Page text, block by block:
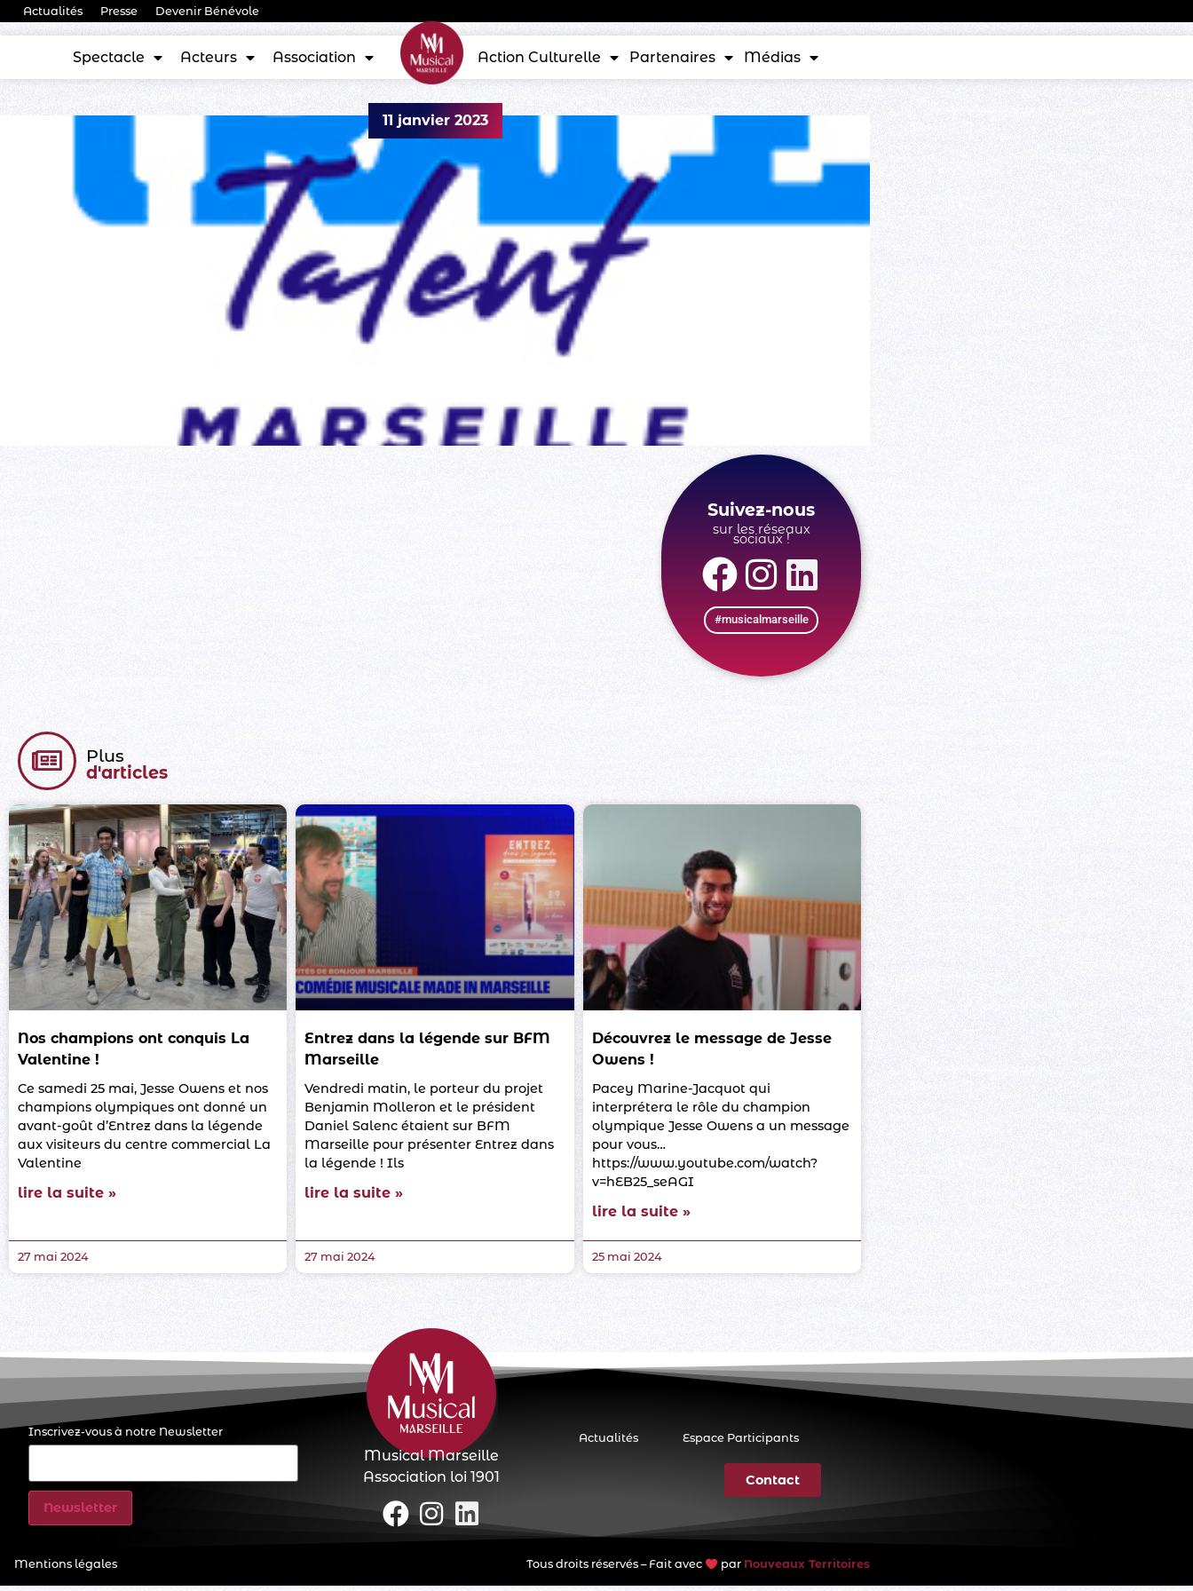
Actualités Presse Devenir Bénévole
Spectacle Acteurs Association Action Culturelle Partenaires Médias
11 janvier 2023
Suivez-nous
sur les réseaux
sociaux !
#musicalmarseille
Plus
d'articles
Nos champions ont conquis La
Valentine !
Ce samedi 25 mai, Jesse Owens et nos
champions olympiques ont donné un
avant-goût d’Entrez dans la légende
aux visiteurs du centre commercial La
Valentine
lire la suite »
27 mai 2024
Entrez dans la légende sur BFM
Marseille
Vendredi matin, le porteur du projet
Benjamin Molleron et le président
Daniel Salenc étaient sur BFM
Marseille pour présenter Entrez dans
la légende ! Ils
lire la suite »
27 mai 2024
Découvrez le message de Jesse
Owens !
Pacey Marine-Jacquot qui
interprétera le rôle du champion
olympique Jesse Owens a un message
pour vous…
https://www.youtube.com/watch?
v=hEB25_seAGI
lire la suite »
25 mai 2024
Inscrivez-vous à notre Newsletter
E-
Musical Marseille
Association loi 1901
Actualités Espace Participants
Contact
Mentions légales Tous droits réservés – Fait avec par Nouveaux Territoires